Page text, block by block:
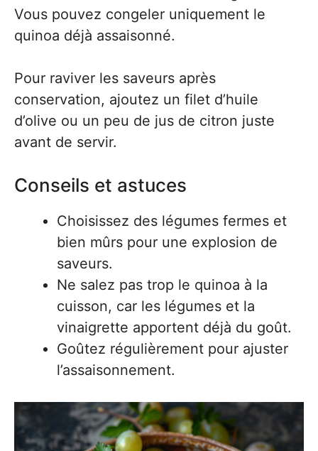
Vous pouvez congeler uniquement le
quinoa déjà assaisonné.
Pour raviver les saveurs après
conservation, ajoutez un filet d’huile
d’olive ou un peu de jus de citron juste
avant de servir.
Conseils et astuces
Choisissez des légumes fermes et
bien mûrs pour une explosion de
saveurs.
Ne salez pas trop le quinoa à la
cuisson, car les légumes et la
vinaigrette apportent déjà du goût.
Goûtez régulièrement pour ajuster
l’assaisonnement.